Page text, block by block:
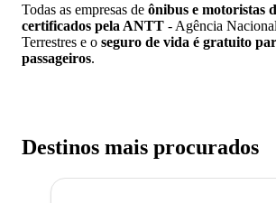
Todas as empresas de ônibus e motoristas
certificados pela ANTT - Agência
Terrestres e o seguro de vida é gratuito
passageiros.
Destinos mais procurados